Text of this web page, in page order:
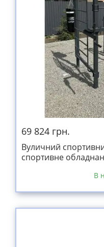
69 824 грн.
Вуличний
спортивне
В